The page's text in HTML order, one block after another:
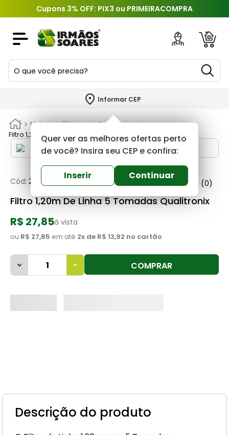
Cupons 3% OFF: PIX3 ou PRIMEIRACOMPRA
O que você precisa?
Informar CEP
Quer ver as melhores ofertas perto
de você? Insira seu CEP e confira:
Inserir Continuar
Materiais Elétricos
Acessorios
Filtro 1,20m De Linha 5 Tomadas Qualitronix
Cód:211281 Qualitronix (0)
Filtro 1,20m De Linha 5 Tomadas Qualitronix
R$ 27,85à vista
ou R$ 27,85 em até 2x de R$ 13,92 no cartão
COMPRAR
Descrição do produto
TERMOS MAIS BUSCADOS
2º
3º
porta
revestimento
5º
telha
6º
argamassa
7º
tinta
8º
cimento
9º
vaso sanitário
10º torneira